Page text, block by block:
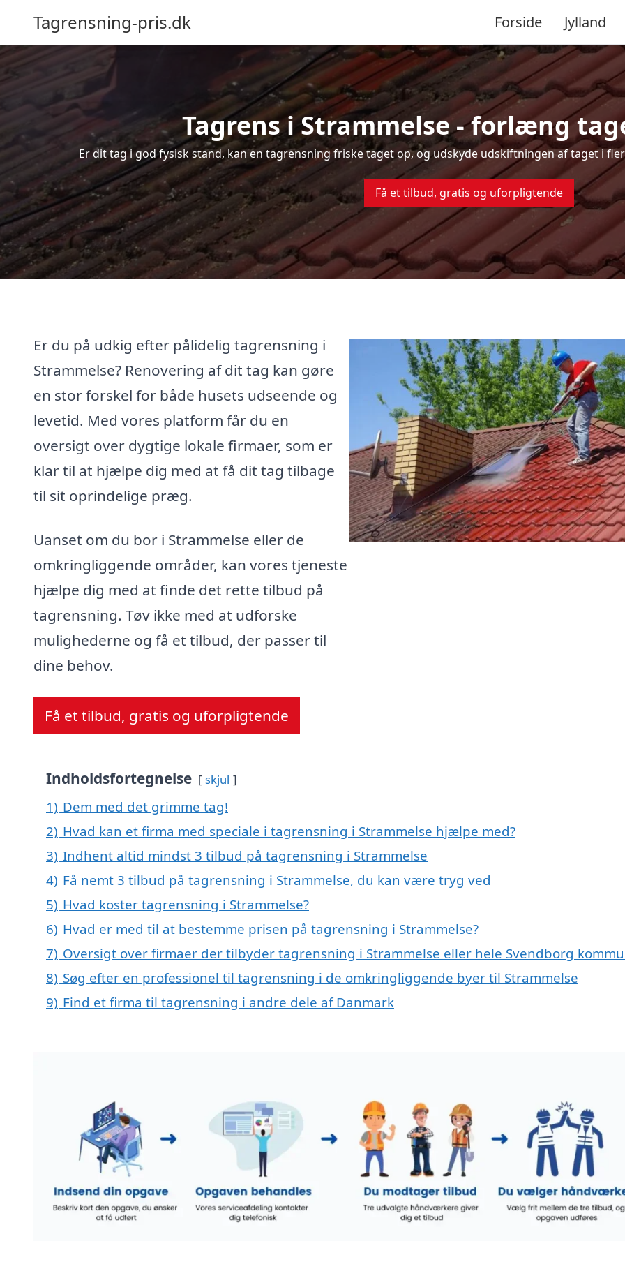
Tagrensning-pris.dk Forside Jylland
Tagrens i Strammelse - forlæng
Er dit tag i god fysisk stand, kan en tagrensning friske taget op, og udskyde udskiftningen af taget i
Få et tilbud, gratis og uforpligtende
Er du på udkig efter pålidelig tagrensning i
Strammelse? Renovering af dit tag kan gøre
en stor forskel for både husets udseende og
levetid. Med vores platform får du en
oversigt over dygtige lokale firmaer, som er
klar til at hjælpe dig med at få dit tag tilbage
til sit oprindelige præg.
Uanset om du bor i Strammelse eller de
omkringliggende områder, kan vores tjeneste
hjælpe dig med at finde det rette tilbud på
tagrensning. Tøv ikke med at udforske
mulighederne og få et tilbud, der passer til
dine behov.
Få et tilbud, gratis og uforpligtende
Indholdsfortegnelse skjul
1) Dem med det grimme tag!
2) Hvad kan et firma med speciale i tagrensning i Strammelse hjælpe med?
3) Indhent altid mindst 3 tilbud på tagrensning i Strammelse
4) Få nemt 3 tilbud på tagrensning i Strammelse, du kan være tryg ved
5) Hvad koster tagrensning i Strammelse?
6) Hvad er med til at bestemme prisen på tagrensning i Strammelse?
7) Oversigt over firmaer der tilbyder tagrensning i Strammelse eller hele Svendborg
8) Søg efter en professionel til tagrensning i de omkringliggende byer til Strammelse
9) Find et firma til tagrensning i andre dele af Danmark